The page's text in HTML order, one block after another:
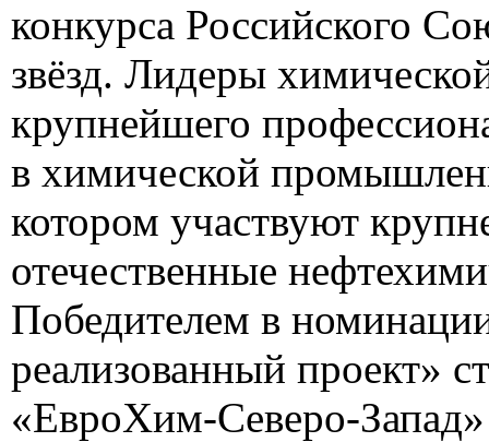
конкурса Российского
звёзд. Лидеры
крупнейшего
в химической
котором участвуют
отечественные
Победителем в
реализованный проект»
«ЕвроХим-Северо-Запад»